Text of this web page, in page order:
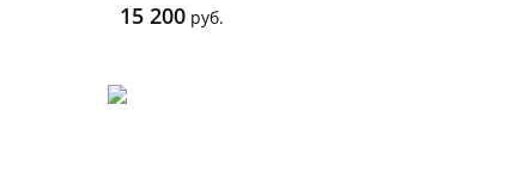
15 200 руб.